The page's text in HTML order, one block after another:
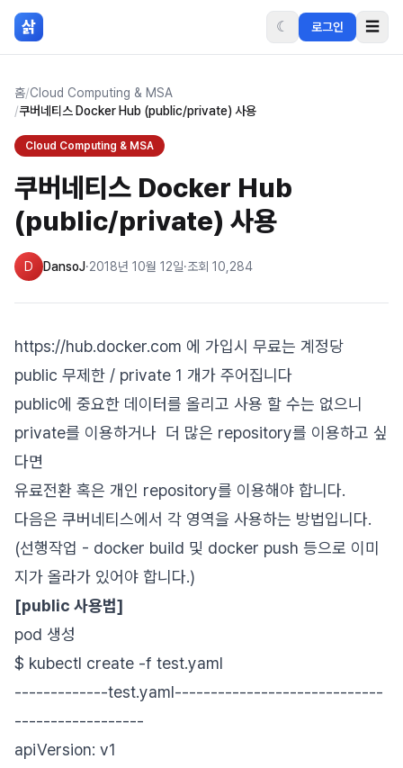
본문 바로가기
삵 ☾ 로그인 ☰
홈/Cloud Computing & MSA
/쿠버네티스 Docker Hub (public/private) 사용
Cloud Computing & MSA
쿠버네티스 Docker Hub
(public/private) 사용
D DansoJ·2018년 10월 12일·조회 10,284
https://hub.docker.com 에 가입시 무료는 계정당
public 무제한 / private 1 개가 주어집니다
public에 중요한 데이터를 올리고 사용 할 수는 없으니
private를 이용하거나 더 많은 repository를 이용하고 싶
다면
유료전환 혹은 개인 repository를 이용해야 합니다.
다음은 쿠버네티스에서 각 영역을 사용하는 방법입니다.
(선행작업 - docker build 및 docker push 등으로 이미
지가 올라가 있어야 합니다.)
[public 사용법]
pod 생성
$ kubectl create -f test.yaml
-------------test.yaml-----------------------------
------------------
apiVersion: v1